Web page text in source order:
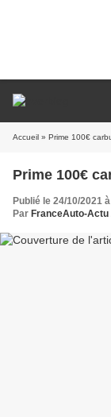
Accueil » Prime 100€
Prime 100€
Publié le 24/10/2021
Par FranceAuto-Actu